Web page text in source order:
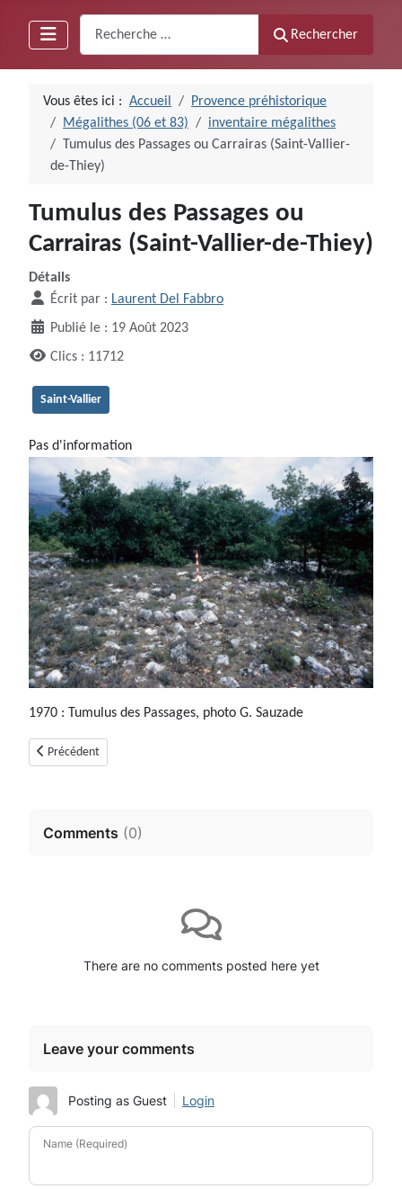
Rechercher
Vous êtes ici : Accueil
Provence préhistorique
Mégalithes (06 et 83)
inventaire mégalithes
Tumulus des Passages ou Carrairas (Saint-Vallier-
de-Thiey)
Tumulus des Passages ou
Carrairas (Saint-Vallier-de-Thiey)
Détails
Écrit par : Laurent Del Fabbro
Publié le : 19 Août 2023
Clics : 11712
Saint-Vallier
Pas d'information
1970 : Tumulus des Passages, photo G. Sauzade
Article précédent : Le tumulus à antennes de la Friyère (Saint-Vallier-de-
Précédent
Comments (0)
There are no comments posted here yet
Leave your comments
Posting as Guest Login
Name (Required)